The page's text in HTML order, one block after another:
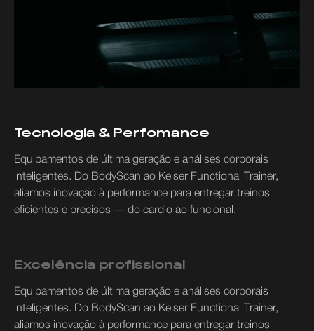
Tecnologia & Perfomance
Equipamentos de última geração e análises corporais
inteligentes. Do BodyScan ao Keiser Functional Trainer,
aliamos inovação à performance para entregar treinos
eficientes e precisos — do cardio ao funcional.
Excelência profissional
Equipamentos de última geração e análises corporais
inteligentes. Do BodyScan ao Keiser Functional Trainer,
aliamos inovação à performance para entregar treinos